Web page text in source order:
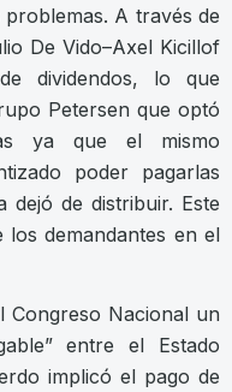
A través de
De Vido–Axel Kicillof
dividendos, lo que
Petersen que optó
ya que el mismo
poder pagarlas
dejó de distribuir. Este
demandantes en el
Congreso Nacional un
entre el Estado
implicó el pago de